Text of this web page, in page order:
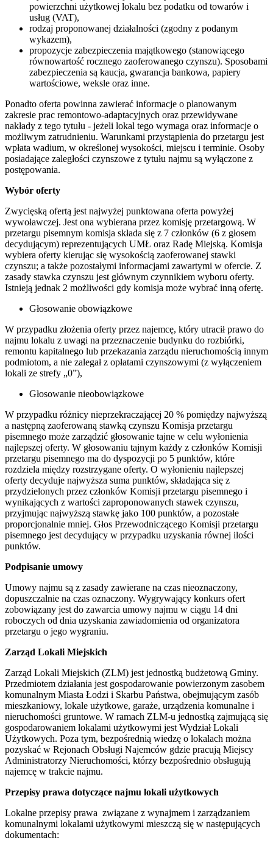
powierzchni użytkowej lokalu bez podatku od towarów i
usług (VAT),
rodzaj proponowanej działalności (zgodny z podanym
wykazem),
propozycje zabezpieczenia majątkowego (stanowiącego
równowartość rocznego zaoferowanego czynszu). Sposobami
zabezpieczenia są kaucja, gwarancja bankowa, papiery
wartościowe, weksle oraz inne.
Ponadto oferta powinna zawierać informacje o planowanym
zakresie prac remontowo-adaptacyjnych oraz przewidywane
nakłady z tego tytułu - jeżeli lokal tego wymaga oraz informacje o
możliwym zatrudnieniu. Warunkami przystąpienia do przetargu jest
wpłata wadium, w określonej wysokości, miejscu i terminie. Osoby
posiadające zaległości czynszowe z tytułu najmu są wyłączone z
postępowania.
Wybór oferty
Zwycięską ofertą jest najwyżej punktowana oferta powyżej
wywoławczej. Jest ona wybierana przez komisję przetargową. W
przetargu pisemnym komisja składa się z 7 członków (6 z głosem
decydującym) reprezentujących UMŁ oraz Radę Miejską. Komisja
wybiera oferty kierując się wysokością zaoferowanej stawki
czynszu; a także pozostałymi informacjami zawartymi w ofercie. Z
zasady stawka czynszu jest głównym czynnikiem wyboru oferty.
Istnieją jednak 2 możliwości gdy komisja może wybrać inną ofertę.
Głosowanie obowiązkowe
W przypadku złożenia oferty przez najemcę, który utracił prawo do
najmu lokalu z uwagi na przeznaczenie budynku do rozbiórki,
remontu kapitalnego lub przekazania zarządu nieruchomością innym
podmiotom, a nie zalegał z opłatami czynszowymi (z wyłączeniem
lokali ze strefy „0”),
Głosowanie nieobowiązkowe
W przypadku różnicy nieprzekraczającej 20 % pomiędzy najwyższą
a następną zaoferowaną stawką czynszu Komisja przetargu
pisemnego może zarządzić głosowanie tajne w celu wyłonienia
najlepszej oferty. W głosowaniu tajnym każdy z członków Komisji
przetargu pisemnego ma do dyspozycji po 5 punktów, które
rozdziela między rozstrzygane oferty. O wyłonieniu najlepszej
oferty decyduje najwyższa suma punktów, składająca się z
przydzielonych przez członków Komisji przetargu pisemnego i
wynikających z wartości zaproponowanych stawek czynszu,
przyjmując najwyższą stawkę jako 100 punktów, a pozostałe
proporcjonalnie mniej. Głos Przewodniczącego Komisji przetargu
pisemnego jest decydujący w przypadku uzyskania równej ilości
punktów.
Podpisanie umowy
Umowy najmu są z zasady zawierane na czas nieoznaczony,
dopuszczalnie na czas oznaczony. Wygrywający konkurs ofert
zobowiązany jest do zawarcia umowy najmu w ciągu 14 dni
roboczych od dnia uzyskania zawiadomienia od organizatora
przetargu o jego wygraniu.
Zarząd Lokali Miejskich
Zarząd Lokali Miejskich (ZLM) jest jednostką budżetową Gminy.
Przedmiotem działania jest gospodarowanie powierzonym zasobem
komunalnym Miasta Łodzi i Skarbu Państwa, obejmującym zasób
mieszkaniowy, lokale użytkowe, garaże, urządzenia komunalne i
nieruchomości gruntowe. W ramach ZLM-u jednostką zajmującą się
gospodarowaniem lokalami użytkowymi jest Wydział Lokali
Użytkowych. Poza tym, bezpośrednią wiedzę o lokalach można
pozyskać w Rejonach Obsługi Najemców gdzie pracują Miejscy
Administratorzy Nieruchomości, którzy bezpośrednio obsługują
najemcę w trakcie najmu.
Przepisy prawa dotyczące najmu lokali użytkowych
Lokalne przepisy prawa związane z wynajmem i zarządzaniem
komunalnymi lokalami użytkowymi mieszczą się w następujących
dokumentach: